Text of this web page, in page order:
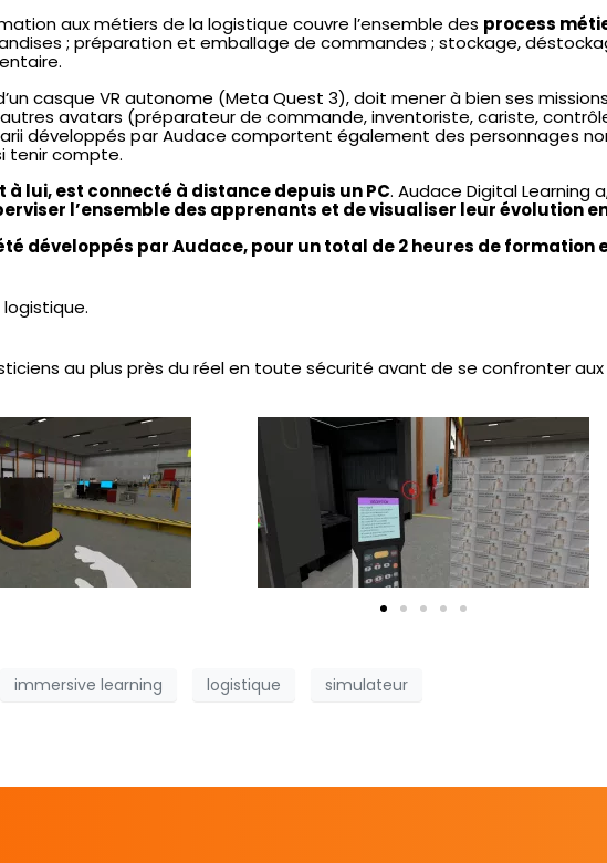
aux métiers de la logistique couvre l’ensemble des process
; préparation et emballage de commandes ; stockage,
casque VR autonome (Meta Quest 3), doit mener à bien ses
avatars (préparateur de commande, inventoriste, cariste,
développés par Audace comportent également des personnages
tenir compte.
lui, est connecté à distance depuis un PC. Audace Digital Learning
l’ensemble des apprenants et de visualiser leur évolution
développés par Audace, pour un total de2heures de formation
au plus près du réel en toute sécurité avant de se confronter
immersive learning logistique simulateur